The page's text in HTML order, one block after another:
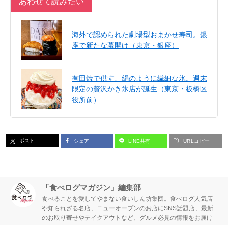
海外で認められた劇場型おまかせ寿司。銀
座で新たな幕開け（東京・銀座）
有田焼で供す、絹のように繊細な氷。週末
限定の贅沢かき氷店が誕生（東京・板橋区
役所前）
ポスト シェア LINE共有 URLコピー
「食べログマガジン」編集部
食べることを愛してやまない食いしん坊集団。食べログ人気店
や知られざる名店、ニューオープンのお店にSNS話題店、最新
のお取り寄せやテイクアウトなど、グルメ必見の情報をお届け